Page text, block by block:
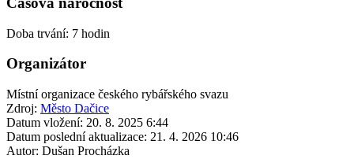
Doba trvání: 7 hodin
Organizátor
Místní organizace českého rybářského svazu
Zdroj: Město Dačice
Datum vložení: 20. 8. 2025 6:44
Datum poslední aktualizace: 21. 4. 2026 10:46
Autor: Dušan Procházka